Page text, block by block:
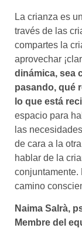
La crianza es
través de las
compartes la
aprovechar
dinámica, sea
pasando, qué
lo que está
espacio para
las
de cara a la
hablar de la
conjuntamente.
camino
Naima Salrà,
Membre del